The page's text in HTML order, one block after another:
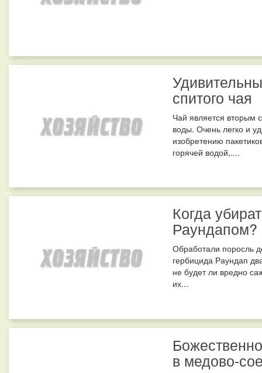
спитого чая
Чай является вторым
воды. Очень легко и
изобретению
горячей водой,....
Когда
Раундапом?
Обработали поросль
гербицида Раундап
не будет ли вредно
их...
в медово-